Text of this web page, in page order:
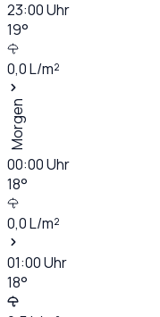
23:00Uhr
19°
0,0L/m²
Morgen
00:00Uhr
18°
0,0L/m²
01:00Uhr
18°